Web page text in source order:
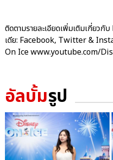
ติดตามรายละเอียดเพิ่มเติมเกี่ยวกั
เดีย: Facebook, Twitter &
On Ice www.youtube.com/
อัลบั้มรูป